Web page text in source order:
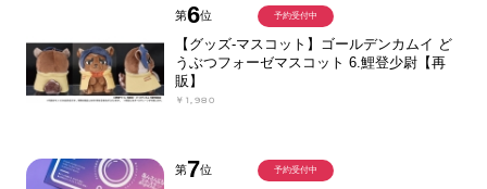
第6位
【グッズ-マスコット】ゴールデンカムイ ど
うぶつフォーゼマスコット 6.鯉登少尉【再
販】
￥1,980
予約受付中
第7位 予約受付中